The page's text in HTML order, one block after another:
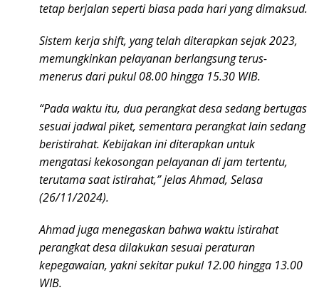
tetap berjalan seperti biasa pada hari yang dimaksud.
Sistem kerja shift, yang telah diterapkan sejak 2023,
memungkinkan pelayanan berlangsung terus-
menerus dari pukul 08.00 hingga 15.30 WIB.
“Pada waktu itu, dua perangkat desa sedang bertugas
sesuai jadwal piket, sementara perangkat lain sedang
beristirahat. Kebijakan ini diterapkan untuk
mengatasi kekosongan pelayanan di jam tertentu,
terutama saat istirahat,” jelas Ahmad, Selasa
(26/11/2024).
Ahmad juga menegaskan bahwa waktu istirahat
perangkat desa dilakukan sesuai peraturan
kepegawaian, yakni sekitar pukul 12.00 hingga 13.00
WIB.